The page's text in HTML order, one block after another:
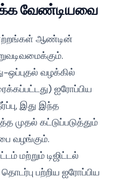
வேண்டியவை
ஆண்டின்
வழக்கில்
ஐரோப்பிய
இது இந்த
முதல் கட்டுப்படுத்தும்
வழங்கும்.
மற்றும் டிஜிட்டல்
பற்றிய ஐரோப்பிய